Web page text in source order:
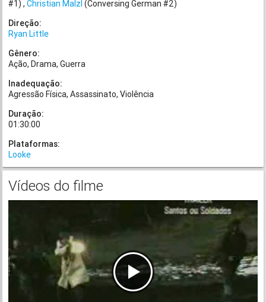
#1) Christian Malzl (Conversing German #2)
Direção:
Ryan Little
Gênero:
Ação Drama Guerra
Inadequação:
Agressão Física Assassinato Violência
Duração:
01:30:00
Plataformas:
Looke
Vídeos do filme